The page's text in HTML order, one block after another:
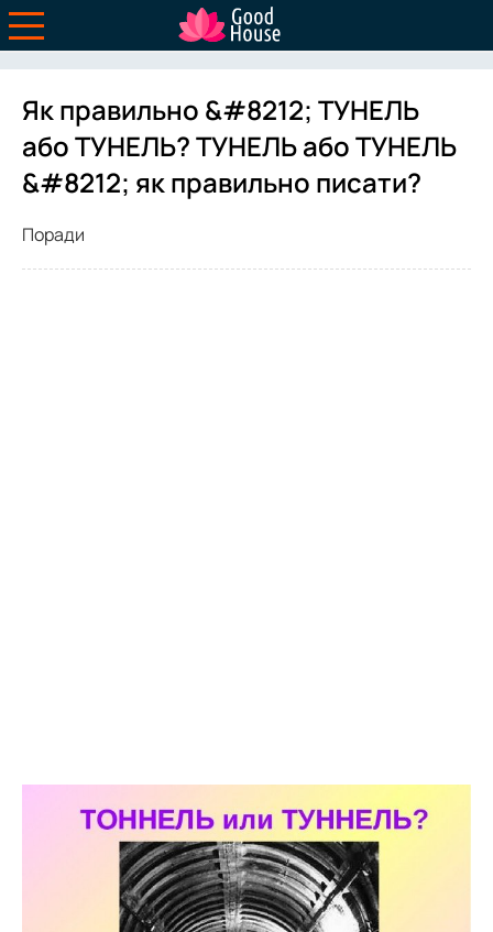
Як правильно &#8212; ТУНЕЛЬ
або ТУНЕЛЬ? ТУНЕЛЬ або ТУНЕЛЬ
&#8212; як правильно писати?
Поради